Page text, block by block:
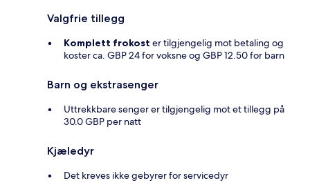
Valgfrie tillegg
Komplett frokost er tilgjengelig mot betaling og
koster ca. GBP 24 for voksne og GBP 12.50 for barn
Barn og ekstrasenger
Uttrekkbare senger er tilgjengelig mot et tillegg på
30.0 GBP per natt
Kjæledyr
Det kreves ikke gebyrer for servicedyr